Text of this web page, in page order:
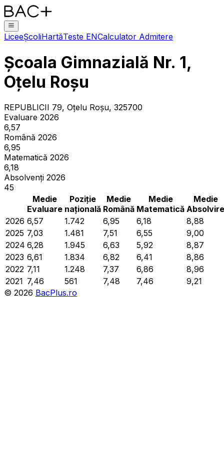
LiceeȘcoliHartăTeste ENCalculator Admitere
Școala Gimnazială Nr. 1,
Oțelu Roșu
REPUBLICII 79, Oţelu Roşu, 325700
Evaluare 2026
6,57
Română 2026
6,95
Matematică 2026
6,18
Absolvenți 2026
45
Medie
Evaluare
Poziție
națională
Medie
Română
Medie
Matematică
Medie
Absolvire
2026 6,57 1.742 6,95 6,18
8,88
2025 7,03 1.481 7,51 6,55
9,00
2024 6,28 1.945 6,63 5,92
8,87
2023 6,61 1.834 6,82 6,41
8,86
2022 7,11 1.248 7,37 6,86
8,96
2021 7,46 561 7,48 7,46
9,21
© 2026 BacPlus.ro